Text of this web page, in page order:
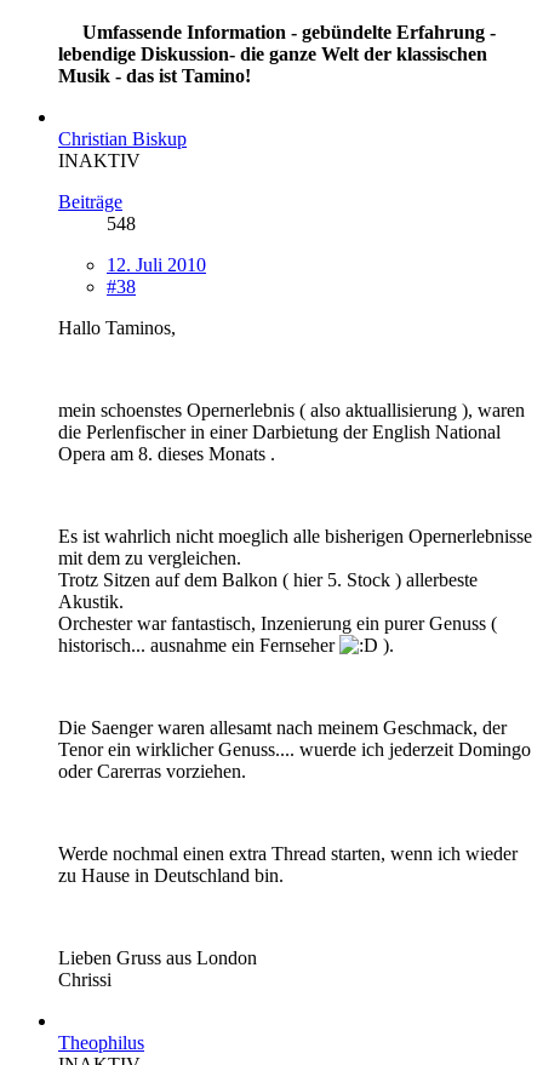
Umfassende Information - gebündelte Erfahrung -
lebendige Diskussion- die ganze Welt der klassischen
Musik - das ist Tamino!
Christian Biskup
INAKTIV
Beiträge
548
12. Juli 2010
#38
Hallo Taminos,
mein schoenstes Opernerlebnis ( also aktuallisierung ), waren
die Perlenfischer in einer Darbietung der English National
Opera am 8. dieses Monats .
Es ist wahrlich nicht moeglich alle bisherigen Opernerlebnisse
mit dem zu vergleichen.
Trotz Sitzen auf dem Balkon ( hier 5. Stock ) allerbeste
Akustik.
Orchester war fantastisch, Inzenierung ein purer Genuss (
historisch... ausnahme ein Fernseher
).
Die Saenger waren allesamt nach meinem Geschmack, der
Tenor ein wirklicher Genuss.... wuerde ich jederzeit Domingo
oder Carerras vorziehen.
Werde nochmal einen extra Thread starten, wenn ich wieder
zu Hause in Deutschland bin.
Lieben Gruss aus London
Chrissi
Theophilus